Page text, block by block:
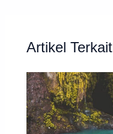
Artikel Terkait